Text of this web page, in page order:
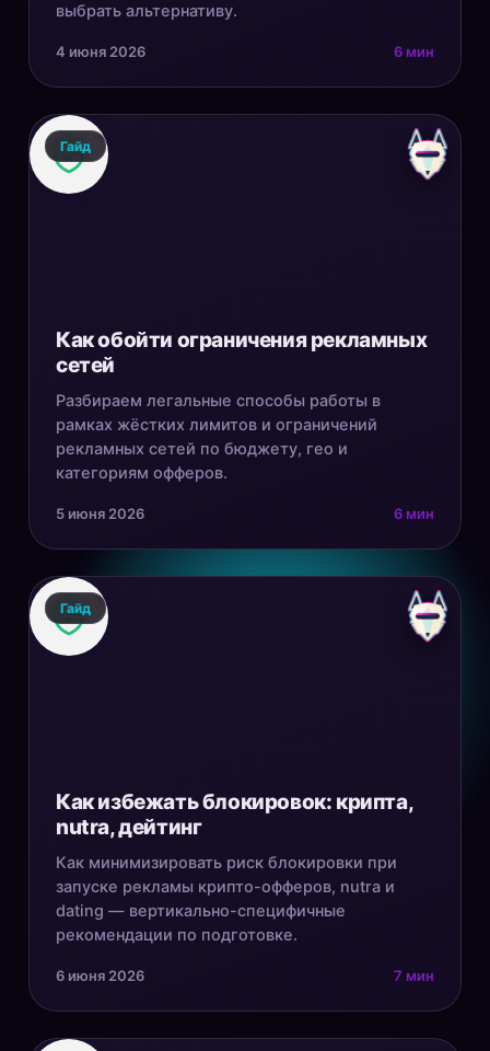
выбрать альтернативу.
4 июня 2026 6 мин
Гайд
Как обойти ограничения рекламных
сетей
Разбираем легальные способы работы в
рамках жёстких лимитов и ограничений
рекламных сетей по бюджету, гео и
категориям офферов.
5 июня 2026 6 мин
Гайд
Как избежать блокировок: крипта,
nutra, дейтинг
Как минимизировать риск блокировки при
запуске рекламы крипто-офферов, nutra и
dating — вертикально-специфичные
рекомендации по подготовке.
6 июня 2026 7 мин